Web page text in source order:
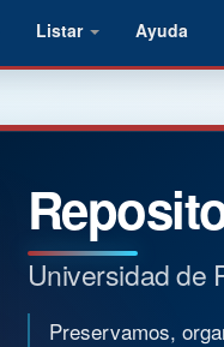
Listar Ayuda
Universidad de
Preservamos,